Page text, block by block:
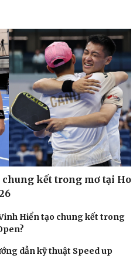
Câu chuyện thời sự
kết trong mơ tại Ho
Hiển tạo chung kết trong
dẫn kỹ thuật Speed up